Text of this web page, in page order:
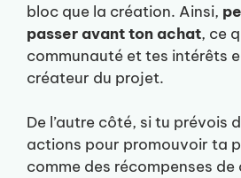
bloc que la création. Ainsi,
passer avant ton achat, ce
communauté et tes intérêts
créateur du projet.
De l’autre côté, si tu prévois
actions pour promouvoir ta
comme des récompenses